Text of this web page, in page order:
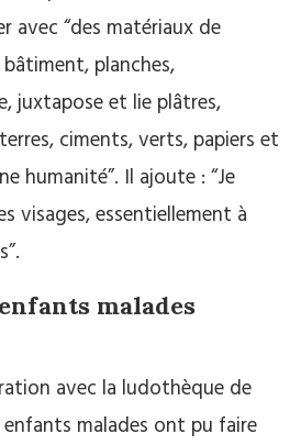
avec “des matériaux de
planches,
juxtapose et lie plâtres,
ciments, verts, papiers et
humanité”. Il ajoute : “Je
visages, essentiellement à
malades
avec la ludothèque de
enfants malades ont pu faire